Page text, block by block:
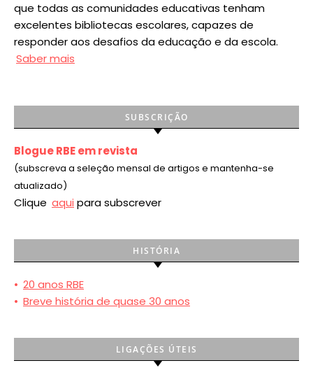
que todas as comunidades educativas tenham
excelentes bibliotecas escolares, capazes de
responder aos desafios da educação e da escola.
Saber mais
SUBSCRIÇÃO
Blogue RBE em revista
(subscreva a seleção mensal de artigos e mantenha-se
atualizado)
Clique aqui para subscrever
HISTÓRIA
• 20 anos RBE
• Breve história de quase 30 anos
LIGAÇÕES ÚTEIS